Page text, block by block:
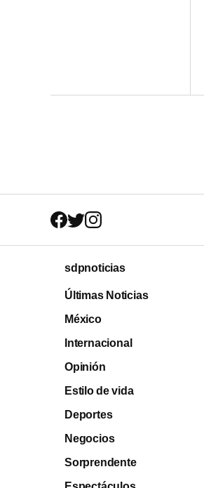
sdpnoticias
Últimas Noticias
México
Internacional
Opinión
Estilo de vida
Deportes
Negocios
Sorprendente